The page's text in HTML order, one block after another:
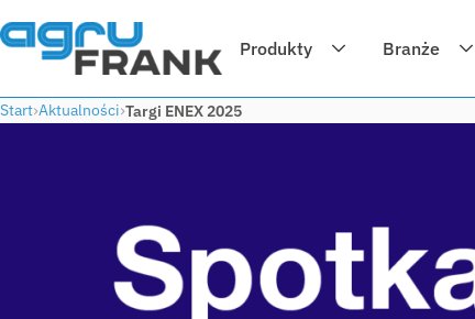
Produkty Branże
Start Aktualności Targi ENEX 2025